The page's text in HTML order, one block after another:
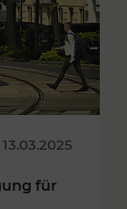
13.03.2025
für